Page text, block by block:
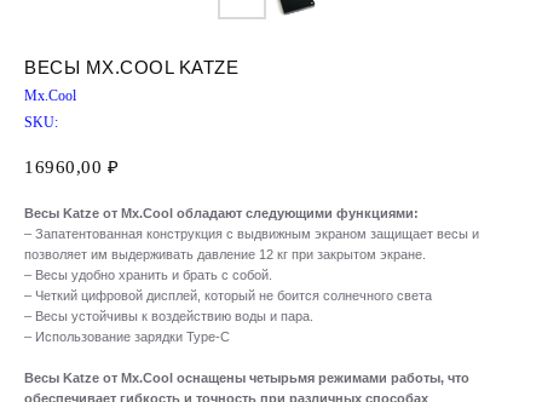
ВЕСЫ MX.COOL KATZE
Mx.Cool
SKU:
16960,00 ₽
Весы Katze от Mx.Cool обладают следующими функциями:
– Запатентованная конструкция с выдвижным экраном защищает весы и
позволяет им выдерживать давление 12 кг при закрытом экране.
– Весы удобно хранить и брать с собой.
– Четкий цифровой дисплей, который не боится солнечного света
– Весы устойчивы к воздействию воды и пара.
– Использование зарядки Type-C
Весы Katze от Mx.Cool оснащены четырьмя режимами работы, что
обеспечивает гибкость и точность при различных способах